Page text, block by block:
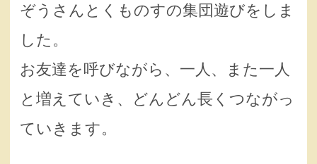
ぞうさんとくものすの集団遊びをしま
した。
お友達を呼びながら、一人、また一人
と増えていき、どんどん長くつながっ
ていきます。